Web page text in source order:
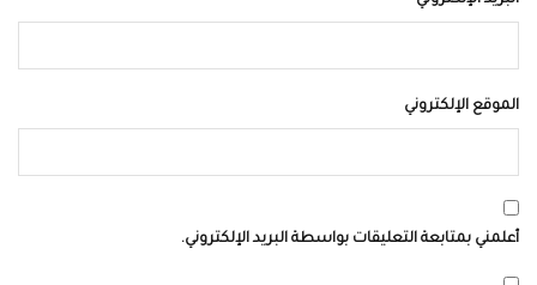
الموقع الإلكتروني
أعلمني بمتابعة التعليقات بواسطة البريد الإلكتروني.